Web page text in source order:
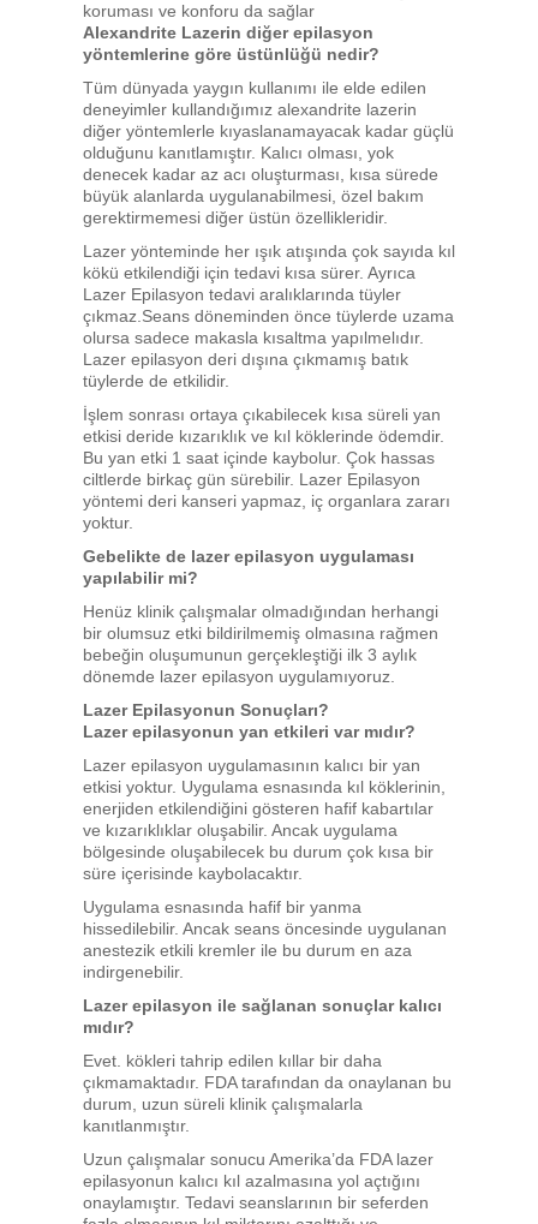
koruması ve konforu da sağlar
Alexandrite Lazerin diğer epilasyon
yöntemlerine göre üstünlüğü nedir?
Tüm dünyada yaygın kullanımı ile elde edilen
deneyimler kullandığımız alexandrite lazerin
diğer yöntemlerle kıyaslanamayacak kadar güçlü
olduğunu kanıtlamıştır. Kalıcı olması, yok
denecek kadar az acı oluşturması, kısa sürede
büyük alanlarda uygulanabilmesi, özel bakım
gerektirmemesi diğer üstün özellikleridir.
Lazer yönteminde her ışık atışında çok sayıda kıl
kökü etkilendiği için tedavi kısa sürer. Ayrıca
Lazer Epilasyon tedavi aralıklarında tüyler
çıkmaz.Seans döneminden önce tüylerde uzama
olursa sadece makasla kısaltma yapılmelıdır.
Lazer epilasyon deri dışına çıkmamış batık
tüylerde de etkilidir.
İşlem sonrası ortaya çıkabilecek kısa süreli yan
etkisi deride kızarıklık ve kıl köklerinde ödemdir.
Bu yan etki 1 saat içinde kaybolur. Çok hassas
ciltlerde birkaç gün sürebilir. Lazer Epilasyon
yöntemi deri kanseri yapmaz, iç organlara zararı
yoktur.
Gebelikte de lazer epilasyon uygulaması
yapılabilir mi?
Henüz klinik çalışmalar olmadığından herhangi
bir olumsuz etki bildirilmemiş olmasına rağmen
bebeğin oluşumunun gerçekleştiği ilk 3 aylık
dönemde lazer epilasyon uygulamıyoruz.
Lazer Epilasyonun Sonuçları?
Lazer epilasyonun yan etkileri var mıdır?
Lazer epilasyon uygulamasının kalıcı bir yan
etkisi yoktur. Uygulama esnasında kıl köklerinin,
enerjiden etkilendiğini gösteren hafif kabartılar
ve kızarıklıklar oluşabilir. Ancak uygulama
bölgesinde oluşabilecek bu durum çok kısa bir
süre içerisinde kaybolacaktır.
Uygulama esnasında hafif bir yanma
hissedilebilir. Ancak seans öncesinde uygulanan
anestezik etkili kremler ile bu durum en aza
indirgenebilir.
Lazer epilasyon ile sağlanan sonuçlar kalıcı
mıdır?
Evet. kökleri tahrip edilen kıllar bir daha
çıkmamaktadır. FDA tarafından da onaylanan bu
durum, uzun süreli klinik çalışmalarla
kanıtlanmıştır.
Uzun çalışmalar sonucu Amerika’da FDA lazer
epilasyonun kalıcı kıl azalmasına yol açtığını
onaylamıştır. Tedavi seanslarının bir seferden